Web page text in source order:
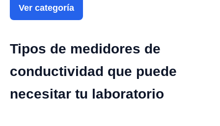
Ver categoría
Tipos de medidores de
conductividad que puede
necesitar tu laboratorio